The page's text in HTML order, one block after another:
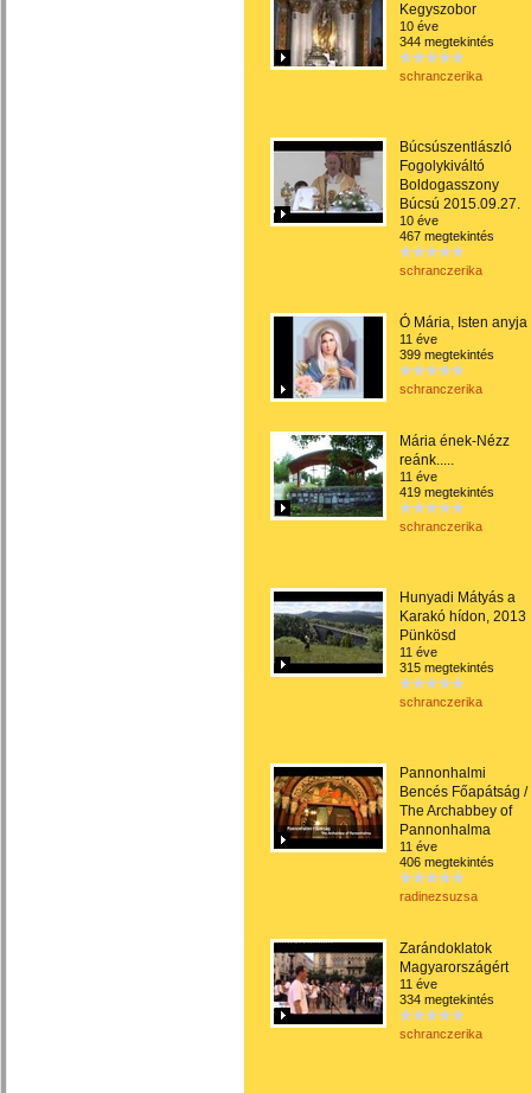
Kegyszobor
10 éve
344 megtekintés
schranczerika
Búcsúszentlászló
Fogolykiváltó
Boldogasszony
Búcsú 2015.09.27.
10 éve
467 megtekintés
schranczerika
Ó Mária, Isten anyja
11 éve
399 megtekintés
schranczerika
Mária ének-Nézz
reánk.....
11 éve
419 megtekintés
schranczerika
Hunyadi Mátyás a
Karakó hídon, 2013
Pünkösd
11 éve
315 megtekintés
schranczerika
Pannonhalmi
Bencés Főapátság /
The Archabbey of
Pannonhalma
11 éve
406 megtekintés
radinezsuzsa
Zarándoklatok
Magyarországért
11 éve
334 megtekintés
schranczerika